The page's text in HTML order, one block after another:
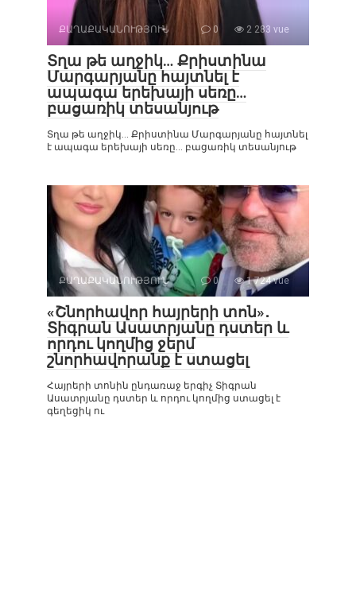
ՔԱՂԱՔԱԿԱՆՈՒԹՅՈՒՆ 0 2 283 vue
Տղա թե աղջիկ… Քրիստինա
Մարգարյանը հայտնել է
ապագա երեխայի սեռը…
բացառիկ տեսանյութ
Տղա թե աղջիկ… Քրիստինա Մարգարյանը հայտնել
է ապագա երեխայի սեռը… բացառիկ տեսանյութ
ՔԱՂԱՔԱԿԱՆՈՒԹՅՈՒՆ 0 1 724 vue
«Շնորհավոր հայրերի տոն»․
Տիգրան Ասատրյանը դստեր և
որդու կողմից ջերմ
շնորհավորանք է ստացել
Հայրերի տոնին ընդառաջ երգիչ Տիգրան
Ասատրյանը դստեր և որդու կողմից ստացել է
գեղեցիկ ու